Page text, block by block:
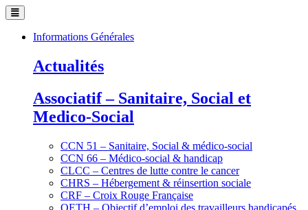
Informations Générales
Actualités
Associatif – Sanitaire, Social et
Medico-Social
CCN 51 – Sanitaire, Social & médico-social
CCN 66 – Médico-social & handicap
CLCC – Centres de lutte contre le cancer
CHRS – Hébergement & réinsertion sociale
CRF – Croix Rouge Française
OETH – Objectif d’emploi des travailleurs handicapés